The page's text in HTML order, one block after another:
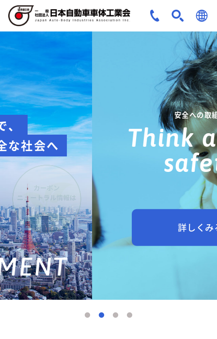
JPN
ENG
安全への取組み
Think about
safety
詳しくみる